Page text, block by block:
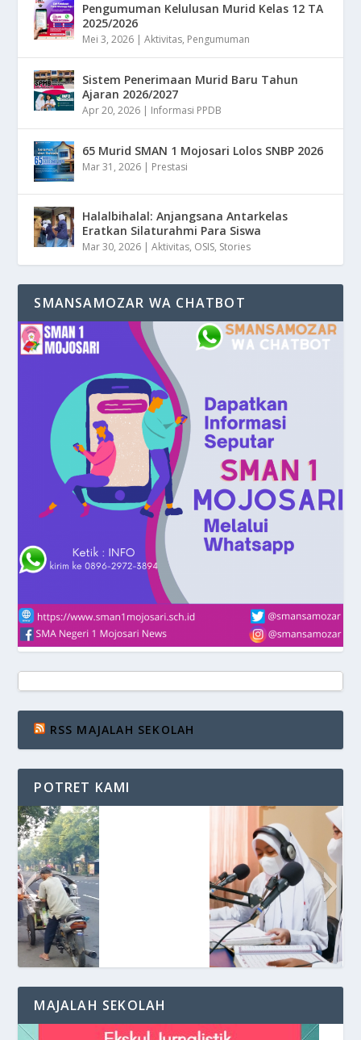
Pengumuman Kelulusan Murid Kelas 12 TA
2025/2026
Mei 3, 2026 |Aktivitas, Pengumuman
Sistem Penerimaan Murid Baru Tahun
Ajaran 2026/2027
Apr 20, 2026 | Informasi PPDB
65 Murid SMAN 1 Mojosari Lolos SNBP 2026
Mar 31, 2026 | Prestasi
Halalbihalal: Anjangsana Antarkelas
Eratkan Silaturahmi Para Siswa
Mar 30, 2026 |Aktivitas, OSIS, Stories
SMANSAMOZAR WA CHATBOT
RSS MAJALAH SEKOLAH
POTRET KAMI
MAJALAH SEKOLAH